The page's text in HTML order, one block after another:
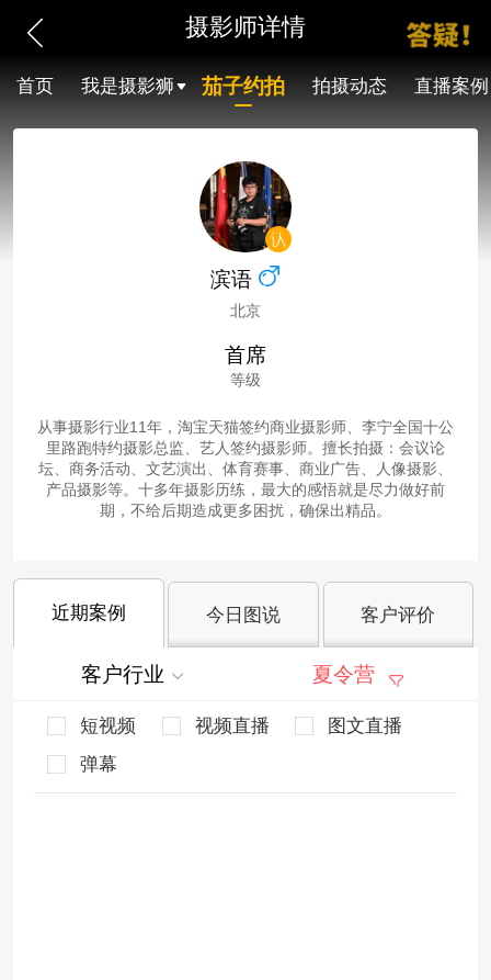
摄影师详情
首页 我是摄影狮 茄子约拍 拍摄动态 直播案例
滨语
北京
首席
等级
从事摄影行业11年，淘宝天猫签约商业摄影师、李宁全国十公
里路跑特约摄影总监、艺人签约摄影师。擅长拍摄：会议论
坛、商务活动、文艺演出、体育赛事、商业广告、人像摄影、
产品摄影等。十多年摄影历练，最大的感悟就是尽力做好前
期，不给后期造成更多困扰，确保出精品。
近期案例 今日图说 客户评价
客户行业 夏令营
短视频 视频直播
图文直播
弹幕